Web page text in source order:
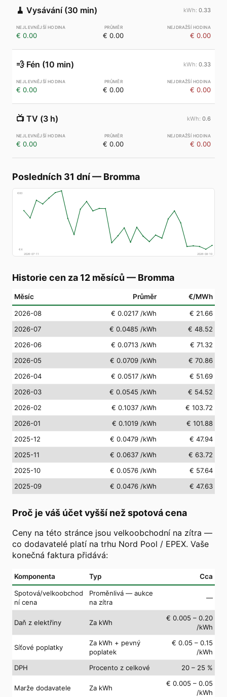
🧹 Vysávání (30 min) 0.33
€ 0.00 € 0.00 € 0.00
💨 Fén (10 min) 0.33
€ 0.00 € 0.00 € 0.00
📺 TV (3 h) 0.6
€ 0.00 € 0.00 € 0.00
Posledních 31 dní— Bromma
€83
€4
2026-07-11
2026-08-10
Historie cen za 12 měsíců — Bromma
Měsíc Průměr €/MWh
2026-08 € 0.0217 /kWh
€ 21.66
2026-07
€ 0.0485 /kWh
€ 48.52
2026-06
€ 0.0713 /kWh
€ 71.32
2026-05
€ 0.0709 /kWh
€ 70.86
2026-04
€ 0.0517 /kWh
€ 51.69
2026-03
€ 0.0545 /kWh
€ 54.52
2026-02
€ 0.1037 /kWh
€ 103.72
2026-01
€ 0.1019 /kWh
€ 101.88
2025-12
€ 0.0479 /kWh
€ 47.94
2025-11
€ 0.0637 /kWh
€ 63.72
2025-10
€ 0.0576 /kWh
€ 57.64
2025-09
€ 0.0476 /kWh € 47.63
Proč je váš účet vyšší než spotová cena
Ceny na této stránce jsou velkoobchodní na zítra —
co dodavatelé platí na trhu Nord Pool / EPEX. Vaše
konečná faktura přidává:
Komponenta Typ Cca
Spotová/velkoobchod
ní cena
Proměnlivá — aukce
na zítra
—
Daň z elektřiny Za kWh
€ 0.005 – 0.20
/kWh
Síťové poplatky
Za kWh + pevný
poplatek
€ 0.05 – 0.15
/kWh
DPH
Procento z celkové 20 – 25 %
Marže dodavatele Za kWh
€ 0.005 – 0.05
/kWh